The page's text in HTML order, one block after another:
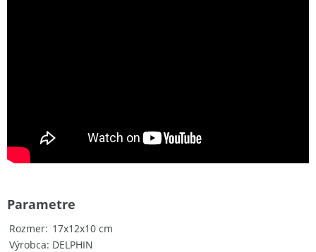
Rozmer 17x12x10 cm
Výrobca DELPHIN
Parametre